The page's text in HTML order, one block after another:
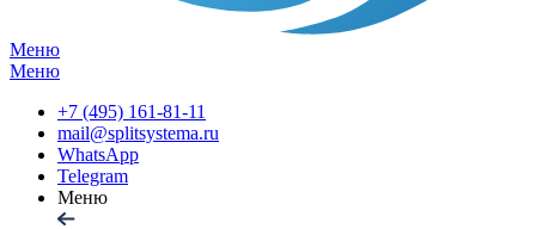
Меню
Меню
+7 (495) 161-81-11
mail@splitsystema.ru
WhatsApp
Telegram
Меню